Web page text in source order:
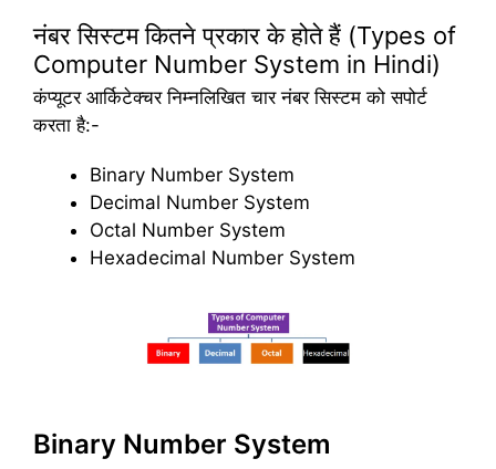
नंबर सिस्टम कितने प्रकार के होते हैं (Types of
Computer Number System in Hindi)
कंप्यूटर आर्किटेक्चर निम्नलिखित चार नंबर सिस्टम को सपोर्ट
करता है:-
Binary Number System
Decimal Number System
Octal Number System
Hexadecimal Number System
Binary Number System